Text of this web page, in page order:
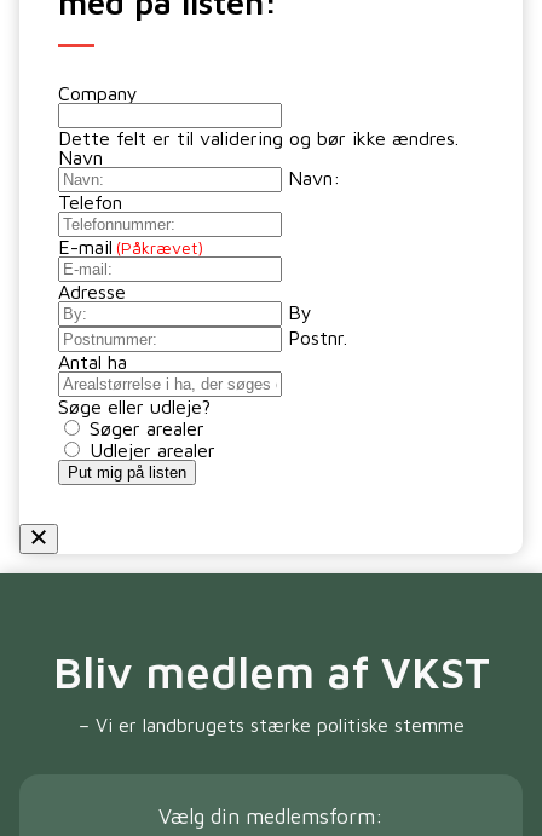
Company
Dette felt er til validering og bør ikke ændres.
Navn
Navn:
Telefon
E-mail (Påkrævet)
Adresse
By
Postnr.
Antal ha
Søge eller udleje?
Søger arealer
Udlejer arealer
Put mig på listen
Bliv medlem af VKST
– Vi er landbrugets stærke politiske stemme
Vælg din medlemsform: